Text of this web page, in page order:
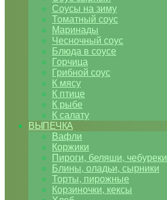
Соусы на зиму
Томатный соус
Маринады
Чесночный соус
Блюда в соусе
Горчица
Грибной соус
К мясу
К птице
К рыбе
К салату
ВЫПЕЧКА
Вафли
Коржики
Пироги, беляши, чебуреки
Блины, оладьи, сырники
Торты, пирожные
Корзиночки, кексы